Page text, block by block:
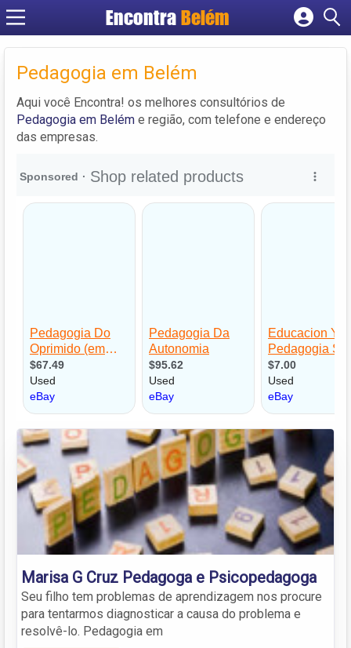
EncontraBelém
Cadastrar empresa
Criar conta
Pedagogia em Belém
Aqui você Encontra! os melhores consultórios de
Pedagogia em Belém e região, com telefone e endereço
das empresas.
Marisa G Cruz Pedagoga e Psicopedagoga
Seu filho tem problemas de aprendizagem nos procure
para tentarmos diagnosticar a causa do problema e
resolvê-lo. Pedagogia em